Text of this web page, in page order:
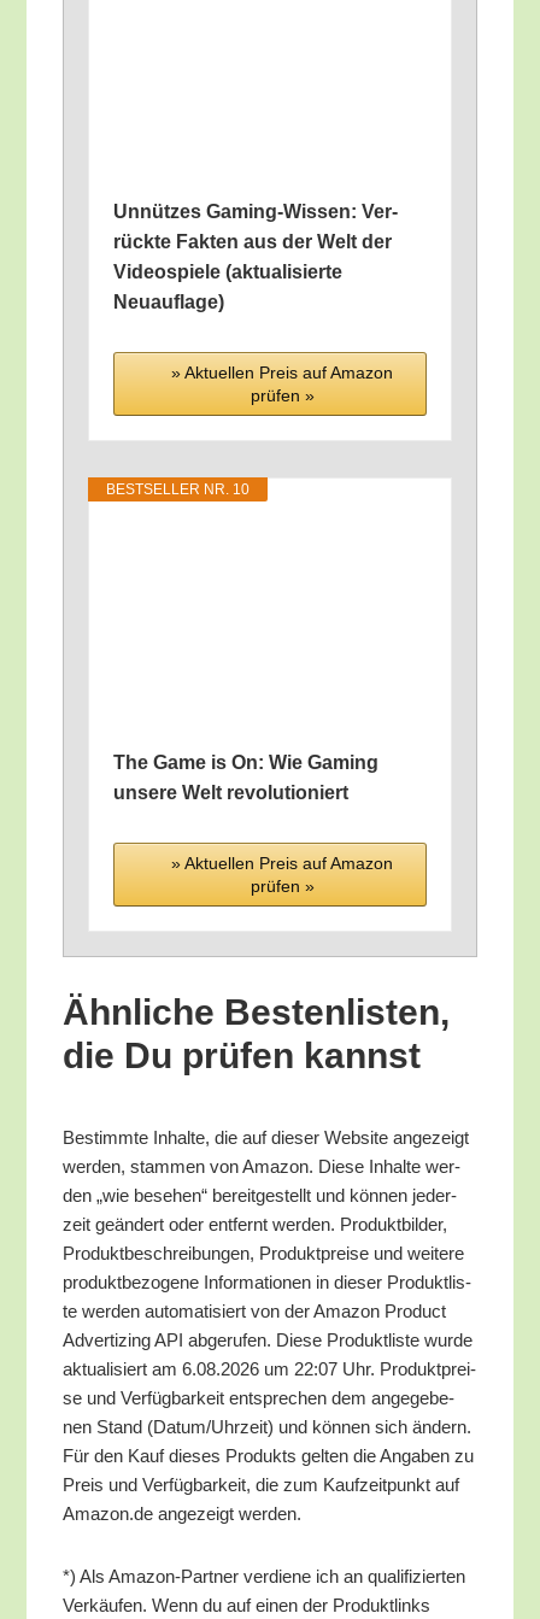
Unnüt­zes Gam­ing-Wis­sen: Ver­
rück­te Fak­ten aus der Welt der
Video­spie­le (aktua­li­sier­te
Neuauflage)
» Aktu­el­len Preis auf Ama­zon
prü­fen »
BEST­SEL­LER NR. 10
The Game is On: Wie Gam­ing
unse­re Welt revolutioniert
» Aktu­el­len Preis auf Ama­zon
prü­fen »
Ähn­li­che Bes­ten­lis­ten,
die Du prü­fen kannst
Bestimm­te Inhal­te, die auf die­ser Web­site ange­zeigt
wer­den, stam­men von Ama­zon. Die­se Inhal­te wer­
den „wie bese­hen“ bereit­ge­stellt und kön­nen jeder­
zeit geän­dert oder ent­fernt wer­den. Pro­dukt­bil­der,
Pro­dukt­be­schrei­bun­gen, Pro­dukt­prei­se und wei­te­re
pro­dukt­be­zo­ge­ne Infor­ma­tio­nen in die­ser Pro­dukt­lis­
te wer­den auto­ma­ti­siert von der Ama­zon Pro­duct
Adver­tiz­ing API abge­ru­fen. Die­se Pro­dukt­lis­te wur­de
aktua­li­siert am 6.08.2026 um 22:07 Uhr. Pro­dukt­prei­
se und Ver­füg­bar­keit ent­spre­chen dem ange­ge­be­
nen Stand (Datum/​Uhrzeit) und kön­nen sich ändern.
Für den Kauf die­ses Pro­dukts gel­ten die Anga­ben zu
Preis und Ver­füg­bar­keit, die zum Kauf­zeit­punkt auf
Amazon.de ange­zeigt werden.
*) Als Ama­zon-Part­ner ver­die­ne ich an qua­li­fi­zier­ten
Ver­käu­fen. Wenn du auf einen der Pro­dukt­links